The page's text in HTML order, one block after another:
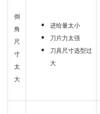
倒
角
尺
寸
太
大
进给量太小
刀片力太强
刀具尺寸选型过
大